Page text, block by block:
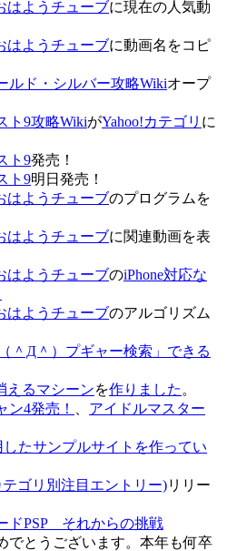
はようチューブに現在の人気動
はようチューブに動画名をコピ
ド・シルバー攻略Wikiオープ
ト9攻略WikiがYahoo!カテゴリ に
ト9発売！
ト9明日発売！
はようチューブのプログラムを
はようチューブに関連動画を表
はようチューブのiPhone対応な
はようチューブのアルゴリズム
＾Д＾）プギャー検索」できる
えるマシーンを作りました 。
ン4発売！
アイドルマスター
たサンプルサイトを作ってい
ゴリ別注目エントリー)リリー
ドPSP それからの挑戦
でとうございます。本年も何卒